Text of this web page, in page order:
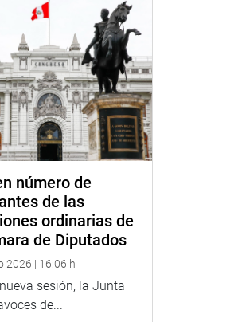
número de
de las
ordinarias de
de Diputados
2026 | 16:06 h
sesión, la Junta
de...